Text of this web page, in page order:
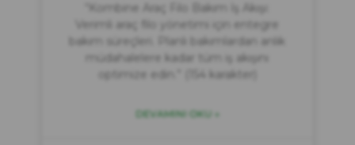
“Kombine Araç Filo Bakım İş Akışı:
Verimli araç filo yönetimi için entegre
bakım süreçleri. Planlı bakımlardan anlık
müdahalelere kadar tüm iş akışını
optimize edin.” (154 karakter)
DEVAMINI OKU »